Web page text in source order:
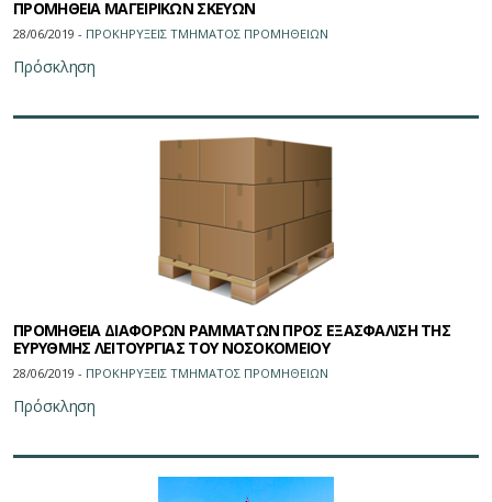
ΠΡΟΜΗΘΕΙΑ ΜΑΓΕΙΡΙΚΩΝ ΣΚΕΥΩΝ
28/06/2019 - ΠΡΟΚΗΡΥΞΕΙΣ ΤΜΗΜΑΤΟΣ ΠΡΟΜΗΘΕΙΩN
Πρόσκληση
ΠΡΟΜΗΘΕΙΑ ΔΙΑΦΟΡΩΝ ΡΑΜΜΑΤΩΝ ΠΡΟΣ ΕΞΑΣΦΑΛΙΣΗ ΤΗΣ
ΕΥΡΥΘΜΗΣ ΛΕΙΤΟΥΡΓΙΑΣ ΤΟΥ ΝΟΣΟΚΟΜΕΙΟΥ
28/06/2019 - ΠΡΟΚΗΡΥΞΕΙΣ ΤΜΗΜΑΤΟΣ ΠΡΟΜΗΘΕΙΩN
Πρόσκληση